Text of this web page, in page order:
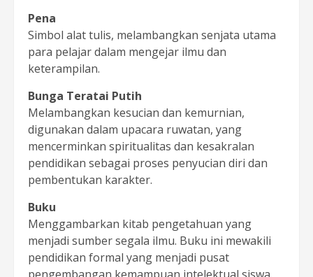
Pena
Simbol alat tulis, melambangkan senjata utama
para pelajar dalam mengejar ilmu dan
keterampilan.
Bunga Teratai Putih
Melambangkan kesucian dan kemurnian,
digunakan dalam upacara ruwatan, yang
mencerminkan spiritualitas dan kesakralan
pendidikan sebagai proses penyucian diri dan
pembentukan karakter.
Buku
Menggambarkan kitab pengetahuan yang
menjadi sumber segala ilmu. Buku ini mewakili
pendidikan formal yang menjadi pusat